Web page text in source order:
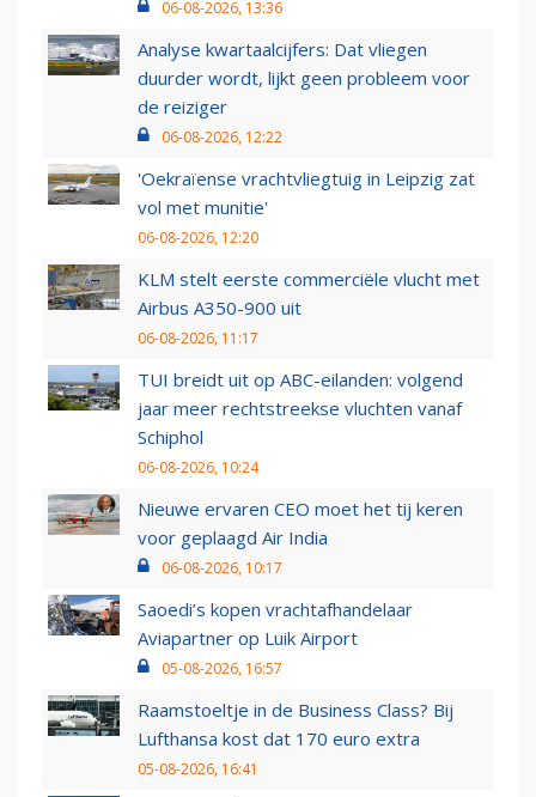
06-08-2026, 13:36
Analyse kwartaalcijfers: Dat vliegen
duurder wordt, lijkt geen probleem voor
de reiziger
06-08-2026, 12:22
'Oekraïense vrachtvliegtuig in Leipzig zat
vol met munitie'
06-08-2026, 12:20
KLM stelt eerste commerciële vlucht met
Airbus A350-900 uit
06-08-2026, 11:17
TUI breidt uit op ABC-eilanden: volgend
jaar meer rechtstreekse vluchten vanaf
Schiphol
06-08-2026, 10:24
Nieuwe ervaren CEO moet het tij keren
voor geplaagd Air India
06-08-2026, 10:17
Saoedi’s kopen vrachtafhandelaar
Aviapartner op Luik Airport
05-08-2026, 16:57
Raamstoeltje in de Business Class? Bij
Lufthansa kost dat 170 euro extra
05-08-2026, 16:41